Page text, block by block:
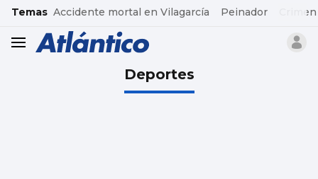
common.go-to-content
Temas Accidente mortal en Vilagarcía Peinador
header.menu.open
Deportes